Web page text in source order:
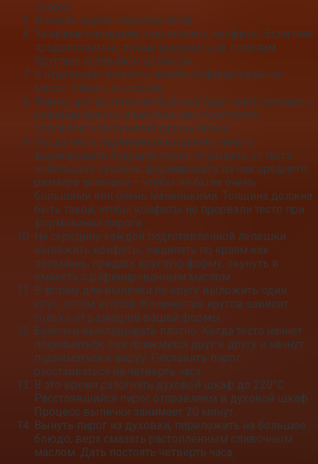
сверху.
И снова ждать подъема теста.
За время ожидания подготовить конфеты. Если они
продолговатые, лучше разрезать их пополам.
Круглые оставляем целиком.
В отдельную емкость налить рафинированное
масло. Убрать в сторону.
Форму для выпекания булочек (круглую)промазать
рафинированным маслом, низ простелить
пергаментной бумагой для выпечки.
Когда тесто поднимется вторично, начать
формировать будущий пирог. Отрывать от теста
небольшие кусочки, формировать из них среднего
размера лепешки – чтобы не были очень
большими или очень маленькими. Толщина должна
быть такой, чтобы конфеты не прорвали тесто при
формовании пирога.
На середину каждой подготовленной лепешки
выложить конфеты, защипать по краям как
пельмень, придать круглую форму, окунуть в
емкость с рафинированным маслом.
В форму для выпечки по кругу выложить один
круг, потом второй. Количество кругов зависит
только от размеров вашей формы.
Булочки выкладывать плотно. Когда тесто начнет
подниматься, они прижмутся друг к другу и начнут
подниматься к верху. Поставить пирог
расстаиваться на четверть часа.
В это время разогнать духовой шкаф до 220°С.
Расстоявшийся пирог отправляем в духовой шкаф.
Процесс выпечки занимает 20 минут.
Вынуть пирог из духовки, переложить на большое
блюдо, верх смазать растопленным сливочным
маслом. Дать постоять четверть часа.